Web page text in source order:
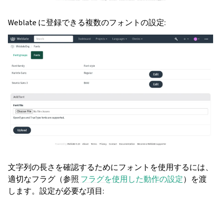
Weblate に登録できる複数のフォントの設定:
文字列の長さを確認するためにフォントを使用するには、
適切なフラグ（参照 フラグを使用した動作の設定）を渡
します。設定が必要な項目: